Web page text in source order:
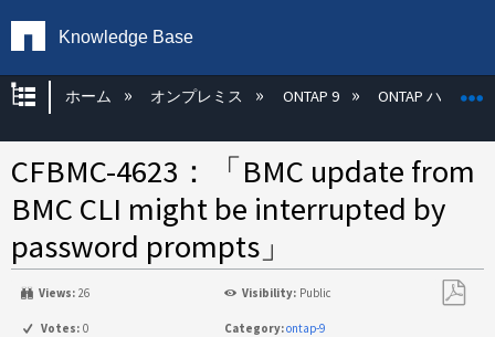
Knowledge Base
グローバル階層を展開/折りたたむ
ホーム オンプレミス ONTAP 9 ONTAP ハード
CFBMC-4623：「BMC update from
BMC CLI might be interrupted by
password prompts」
Views: 26 Visibility: Public
Votes: 0 Category:ontap-9